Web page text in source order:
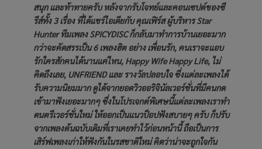
สนุก และท้าทายครับ หลังจากรับโจทย์และคอนเซปต์ของซี
รีส์ทั้ง 3 เรื่อง ที่ได้แชร์ไอเดียกับ คุณเฟิร์ส ผู้บริหาร Star
Hunter ทีมเพลง SPICYDISC ก็กลับมาทำการบ้านเยอะมาก
กว่าจะคัดสรรเป็น 6 เพลงฮิต อย่าง เพื่อนรัก, คนเราจะแอบ
รักใครสักคนได้นานแค่ไหน, Happy Wife Happy Life, ไม่
คิดถึงเลย, UNFRIEND และ รางวัลปลอบใจ ซึ่งแต่ละเพลงได้
รับความนิยมมาก ดูได้จากยอดวิวออริจินัลเวอร์ชั่นที่มีคนกด
เข้ามาฟังเยอะมากๆ ซึ่งในโปรเจกต์พิเศษนี้แต่ละเพลงเราทำ
ดนตรีเวอร์ชั่นใหม่ ให้ออกเป็นแนวป็อปฟังสบายๆ ครับ ก็ปรับ
จากเพลงต้นฉบับเดิมที่เราเคยทำไว้ก่อนหน้านี้ ถือเป็นการ
เสิร์ฟเพลงเก่าให้ฟังกันในรสชาติใหม่ คิดว่าน่าจะถูกใจกัน